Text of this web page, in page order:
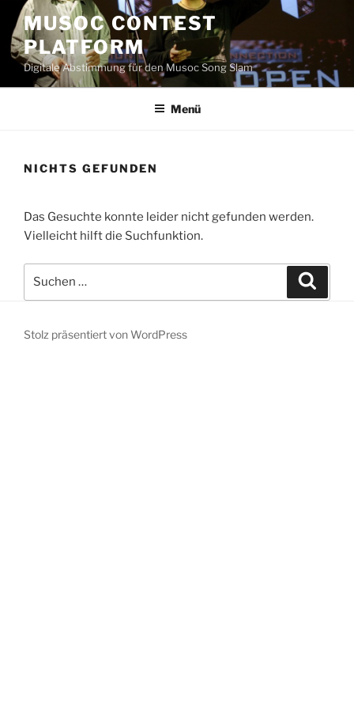
Zum
Inhalt
springen
MUSOC CONTEST
PLATFORM
Digitale Abstimmung für den Musoc Song Slam
Menü
NICHTS GEFUNDEN
Das Gesuchte konnte leider nicht gefunden werden.
Vielleicht hilft die Suchfunktion.
nach:
Stolz präsentiert von WordPress